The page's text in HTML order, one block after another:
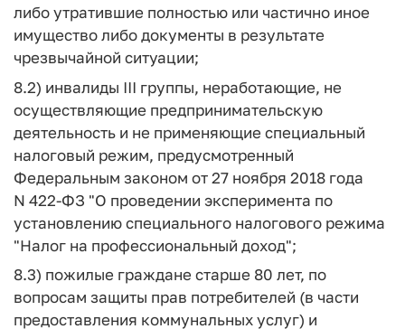
либо утратившие полностью или частично иное
имущество либо документы в результате
чрезвычайной ситуации;
8.2) инвалиды III группы, неработающие, не
осуществляющие предпринимательскую
деятельность и не применяющие специальный
налоговый режим, предусмотренный
Федеральным законом от 27 ноября 2018 года
N 422-ФЗ "О проведении эксперимента по
установлению специального налогового режима
"Налог на профессиональный доход";
8.3) пожилые граждане старше 80 лет, по
вопросам защиты прав потребителей (в части
предоставления коммунальных услуг) и